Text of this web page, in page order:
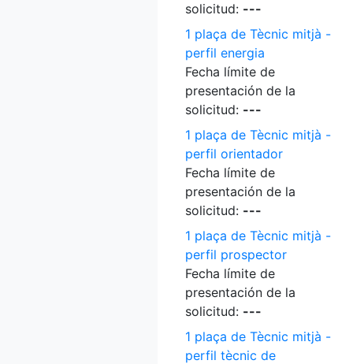
solicitud: ---
1 plaça de Tècnic mitjà -
perfil energia
Fecha límite de
presentación de la
solicitud: ---
1 plaça de Tècnic mitjà -
perfil orientador
Fecha límite de
presentación de la
solicitud: ---
1 plaça de Tècnic mitjà -
perfil prospector
Fecha límite de
presentación de la
solicitud: ---
1 plaça de Tècnic mitjà -
perfil tècnic de